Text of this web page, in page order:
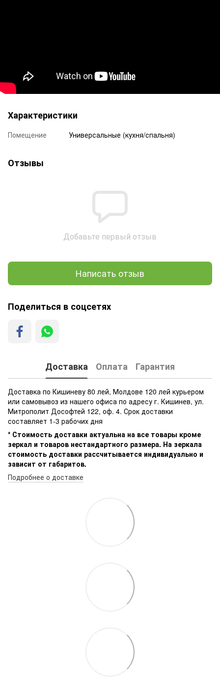
Характеристики
Помещение Универсальные (кухня/спальня)
Отзывы
Добавьте первый отзыв
Написать отзыв
Поделиться в соцсетях
Доставка Оплата Гарантия
Доставка по Кишиневу 80 лей, Молдове 120 лей курьером
или самовывоз из нашего офиса по адресу г. Кишинев, ул.
Митрополит Дософтей 122, оф. 4. Срок доставки
составляет 1-3 рабочих дня
* Стоимость доставки актуальна на все товары кроме
зеркал и товаров нестандартного размера. На зеркала
стоимость доставки рассчитывается индивидуально и
зависит от габаритов.
Подробнее о доставке